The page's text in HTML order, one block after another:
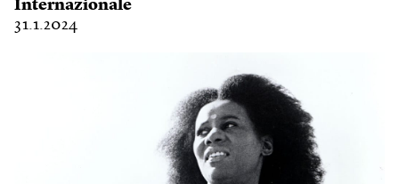
Internazionale
31.1.2024